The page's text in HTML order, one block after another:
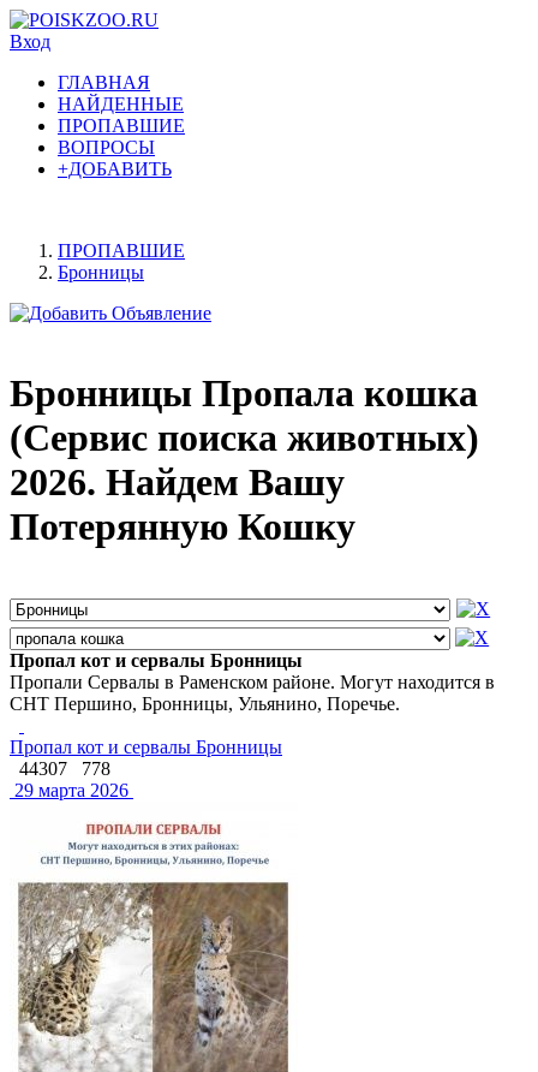
Вход
ГЛАВНАЯ
НАЙДЕННЫЕ
ПРОПАВШИЕ
ВОПРОСЫ
+ДОБАВИТЬ
ПРОПАВШИЕ
Бронницы
Бронницы Пропала кошка
(Сервис поиска животных)
2026. Найдем Вашу
Потерянную Кошку
Пропал кот и сервалы Бронницы
Пропали Сервалы в Раменском районе. Могут находится в
СНТ Першино, Бронницы, Ульянино, Поречье.
Пропал кот и сервалы Бронницы
44307
778
29 марта 2026